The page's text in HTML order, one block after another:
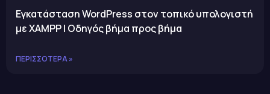
Εγκατάσταση WordPress στον τοπικό υπολογιστή
με XAMPP | Οδηγός βήμα προς βήμα
ΠΕΡΙΣΣΌΤΕΡΑ »